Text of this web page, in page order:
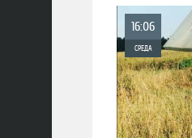
16:06
СРЕДА
0
959